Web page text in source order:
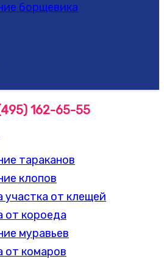
борщевика
162-65-55
тараканов
клопов
участка от клещей
от короеда
муравьев
от комаров